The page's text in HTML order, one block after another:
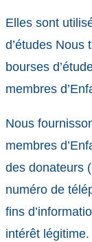
Elles sont
d’études Nous
bourses
membres
Nous
membres
des donateurs
numéro de
fins
intérêt légitime.